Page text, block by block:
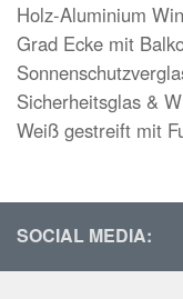
Holz-Aluminium
Grad Ecke mit
Sicherheitsglas &
Weiß gestreift mit
SOCIAL MEDIA: